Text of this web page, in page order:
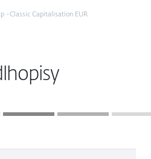
-Classic Capitalisation EUR